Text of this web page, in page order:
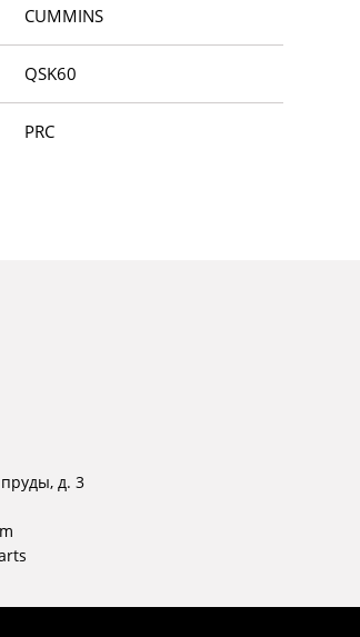
CUMMINS
QSK60
PRC
д. 3